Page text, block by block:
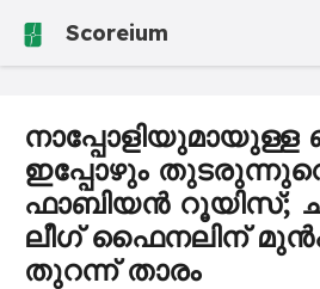
Scoreium
നാപ്പോളിയുമായുള്ള
ഇപ്പോഴും
ഫാബിയൻ റൂയിസ്;
ലീഗ് ഫൈനലിന്
തുറന്ന് താരം